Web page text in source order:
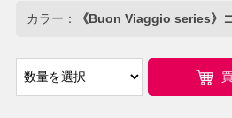
カラー： 《Buon Viaggio series》